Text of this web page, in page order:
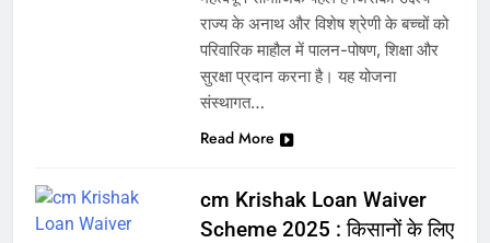
राज्य के अनाथ और विशेष श्रेणी के बच्चों को
परिवारिक माहौल में पालन-पोषण, शिक्षा और
सुरक्षा प्रदान करना है। यह योजना
संस्थागत…
Read More
cm Krishak Loan Waiver
Scheme 2025 : किसानों के लिए